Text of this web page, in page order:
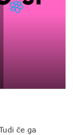
če ga